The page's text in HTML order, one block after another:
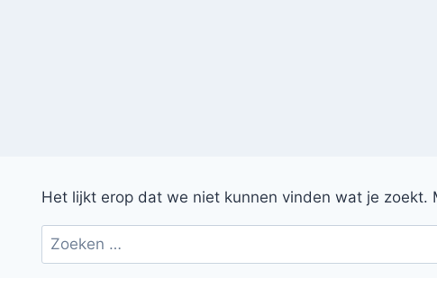
Het lijkt erop dat we niet kunnen vinden wat je zoekt.
Zoeken
naar: